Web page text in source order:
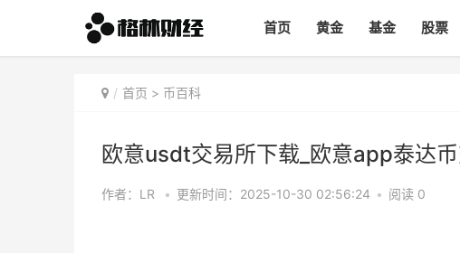
首页 黄金 基金 股票
首页 > 币百科
欧意usdt交易所下载_欧意app泰达
作者：LR • 更新时间：2025-10-30 02:56:24 • 阅读 0